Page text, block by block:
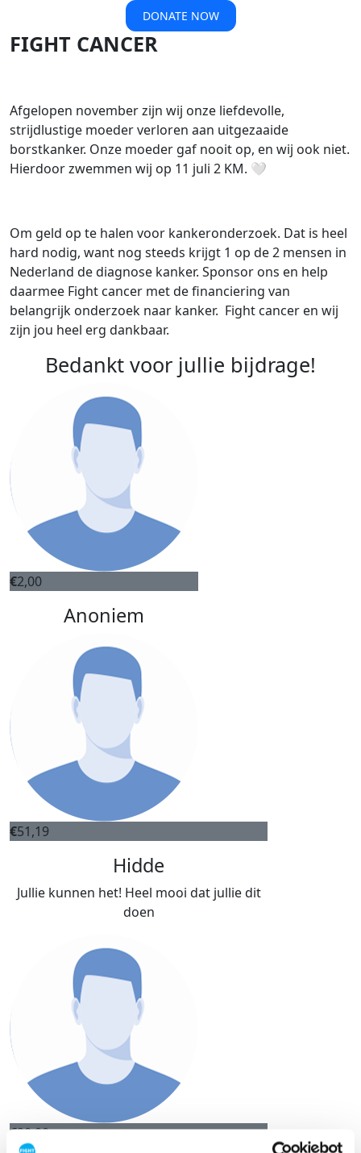
DONATE NOW
FIGHT CANCER
Afgelopen november zijn wij onze liefdevolle,
strijdlustige moeder verloren aan uitgezaaide
borstkanker. Onze moeder gaf nooit op, en wij ook niet.
Hierdoor zwemmen wij op 11 juli 2 KM. 🤍
Om geld op te halen voor kankeronderzoek. Dat is heel
hard nodig, want nog steeds krijgt 1 op de 2 mensen in
Nederland de diagnose kanker. Sponsor ons en help
daarmee Fight cancer met de financiering van
belangrijk onderzoek naar kanker. Fight cancer en wij
zijn jou heel erg dankbaar.
Bedankt voor jullie bijdrage!
€2,00
Anoniem
€51,19
Hidde
Jullie kunnen het! Heel mooi dat jullie dit
doen
€20,00